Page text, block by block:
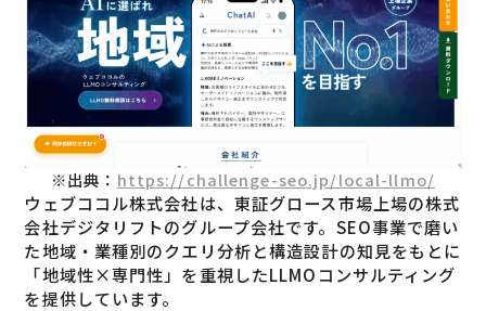
※出典： https://challenge-seo.jp/local-llmo/
ウェブココル株式会社は、東証グロース市場上場の株式
会社デジタリフトのグループ会社です。SEO事業で磨い
た地域・業種別のクエリ分析と構造設計の知見をもとに
「地域性×専門性」を重視したLLMOコンサルティング
を提供しています。